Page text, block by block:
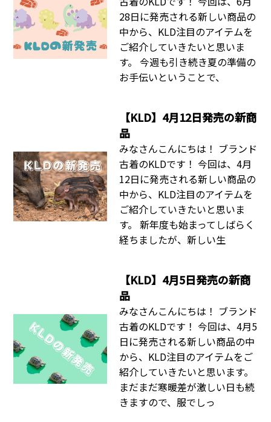
28日に発売される新しい商品の
中から、KLD注目のアイテムを
ご紹介していきたいと思いま
す。 今週も引き続き夏の準備の
お手伝いということで、
【KLD】4月12日発売の新商
品
みなさんこんにちは！ ブランド
古着のKLDです！ 今回は、4月
12日に発売される新しい商品の
中から、KLD注目のアイテムを
ご紹介していきたいと思いま
す。 新年度も始まってしばらく
経ちましたが、新しい生
【KLD】4月5日発売の新商
品
みなさんこんにちは！ ブランド
古着のKLDです！ 今回は、4月5
日に発売される新しい商品の中
から、KLD注目のアイテムをご
紹介していきたいと思います。
まだまだ寒暖差が激しい日も続
きますので、服でしっ